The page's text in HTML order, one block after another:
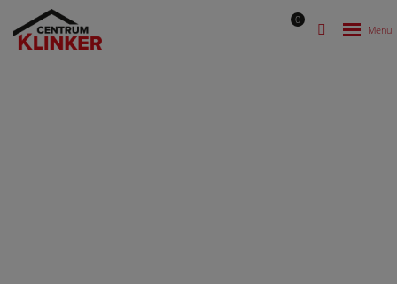
0